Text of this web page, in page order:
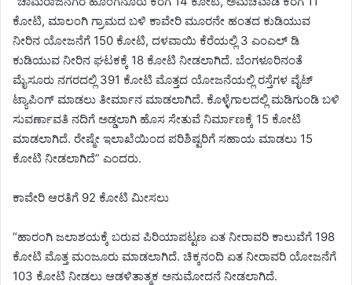
ಕೋಟಿ, ಮಾಲಂಗಿ ಗ್ರಾಮದ ಬಳಿ ಕಾವೇರಿ ಮೂರನೇ ಹಂತದ ಕುಡಿಯುವ
ನೀರಿನ ಯೋಜನೆಗೆ 150 ಕೋಟಿ, ದಳವಾಯಿ ಕೆರೆಯಲ್ಲಿ 3 ಎಂಎಲ್ ಡಿ
ಕುಡಿಯುವ ನೀರಿನ ಘಟಕಕ್ಕೆ 18 ಕೋಟಿ ನೀಡಲಾಗಿದೆ. ಬೆಂಗಳೂರಿನಂತೆ
ಮೈಸೂರು ನಗರದಲ್ಲಿ 391 ಕೋಟಿ ಮೊತ್ತದ ಯೋಜನೆಯಲ್ಲಿ ರಸ್ತೆಗಳ ವೈಟ್
ಟ್ಯಾಪಿಂಗ್ ಮಾಡಲು ತೀರ್ಮಾನ ಮಾಡಲಾಗಿದೆ. ಕೊಳ್ಳೆಗಾಲದಲ್ಲಿ ಮಡಿಗುಂಡಿ ಬಳಿ
ಸುವರ್ಣಾವತಿ ನದಿಗೆ ಅಡ್ಡಲಾಗಿ ಹೊಸ ಸೇತುವೆ ನಿರ್ಮಾಣಕ್ಕೆ 15 ಕೋಟಿ
ಮಾಡಲಾಗಿದೆ. ರೇಷ್ಮೇ ಇಲಾಖೆಯಿಂದ ಪರಿಶಿಷ್ಟರಿಗೆ ಸಹಾಯ ಮಾಡಲು 15
ಕೋಟಿ ನೀಡಲಾಗಿದೆ” ಎಂದರು.
ಕಾವೇರಿ ಆರತಿಗೆ 92 ಕೋಟಿ ಮೀಸಲು
“ಹಾರಂಗಿ ಜಲಾಶಯಕ್ಕೆ ಬರುವ ಪಿರಿಯಾಪಟ್ಟಣ ಏತ ನೀರಾವರಿ ಕಾಲುವೆಗೆ 198
ಕೋಟಿ ಮೊತ್ತ ಮಂಜೂರು ಮಾಡಲಾಗಿದೆ. ಚಿಕ್ಕನಂದಿ ಏತ ನೀರಾವರಿ ಯೋಜನೆಗೆ
103 ಕೋಟಿ ನೀಡಲು ಆಡಳಿತಾತ್ಮಕ ಅನುಮೋದನೆ ನೀಡಲಾಗಿದೆ.